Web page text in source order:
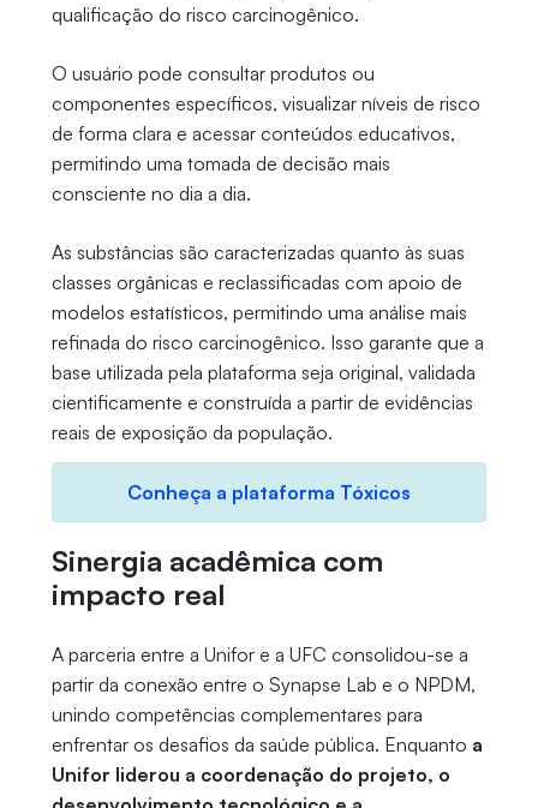
qualificação do risco carcinogênico.
O usuário pode consultar produtos ou
componentes específicos, visualizar níveis de risco
de forma clara e acessar conteúdos educativos,
permitindo uma tomada de decisão mais
consciente no dia a dia.
As substâncias são caracterizadas quanto às suas
classes orgânicas e reclassificadas com apoio de
modelos estatísticos, permitindo uma análise mais
refinada do risco carcinogênico. Isso garante que a
base utilizada pela plataforma seja original, validada
cientificamente e construída a partir de evidências
reais de exposição da população.
Conheça a plataforma Tóxicos
Sinergia acadêmica com
impacto real
A parceria entre a Unifor e a UFC consolidou-se a
partir da conexão entre o Synapse Lab e o NPDM,
unindo competências complementares para
enfrentar os desafios da saúde pública. Enquanto a
Unifor liderou a coordenação do projeto, o